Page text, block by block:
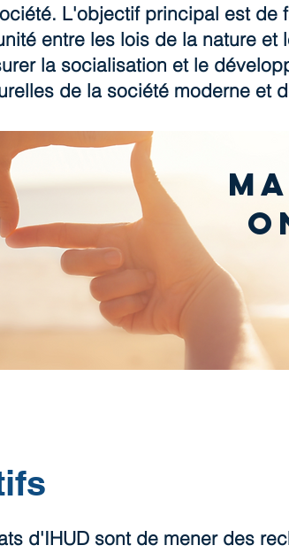
L'objectif principal est de
entre les lois de la nature
la socialisation et le
de la société moderne et
d'IHUD sont de mener des